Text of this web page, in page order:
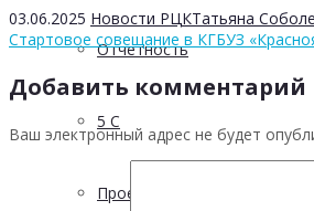
Отчетность
5 С
Проектная деятельность
03.06.2025 Новости РЦКТатьяна
Стартовое совещание в КГБУЗ
Добавить комментарий
Ваш электронный адрес не будет